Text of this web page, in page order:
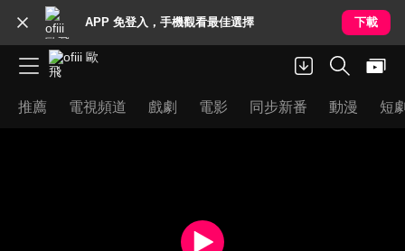
APP 免登入，手機觀看最佳選擇 下載
推薦 電視頻道 戲劇 電影 同步新番 動漫 短